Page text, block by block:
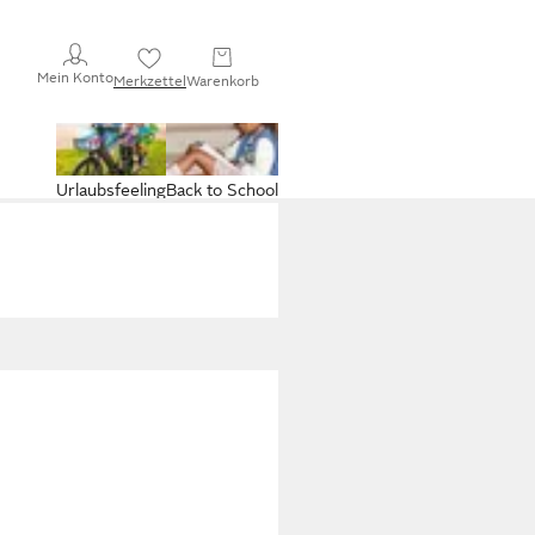
Mein KontoMerkzettelWarenkorb
Back to School
Urlaubsfeeling